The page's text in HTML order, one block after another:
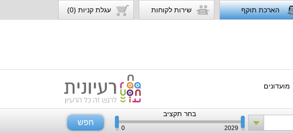
הארכת תוקף שירות לקוחות עגלת קניות (0)
מועדונים
בחר תקציב
0 2029
חפש